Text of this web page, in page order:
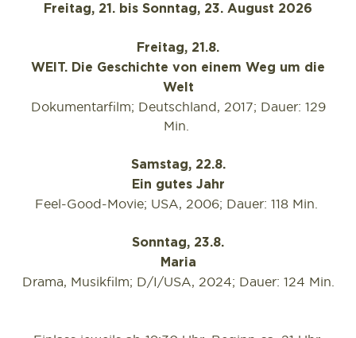
Freitag, 21. bis Sonntag, 23. August 2026
Freitag, 21.8.
WEIT. Die Geschichte von einem Weg um die
Welt
Dokumentarfilm; Deutschland, 2017; Dauer: 129
Min.
Samstag, 22.8.
Ein gutes Jahr
Feel-Good-Movie; USA, 2006; Dauer: 118 Min.
Sonntag, 23.8.
Maria
Drama, Musikfilm; D/I/USA, 2024; Dauer: 124 Min.